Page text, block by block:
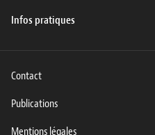
Infos pratiques
Contact
Publications
Mentions légales